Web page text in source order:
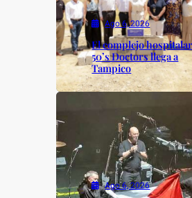
Ago 6, 2026
El complejo
50’s Doctors llega a
Tampico
Ago 6, 2026